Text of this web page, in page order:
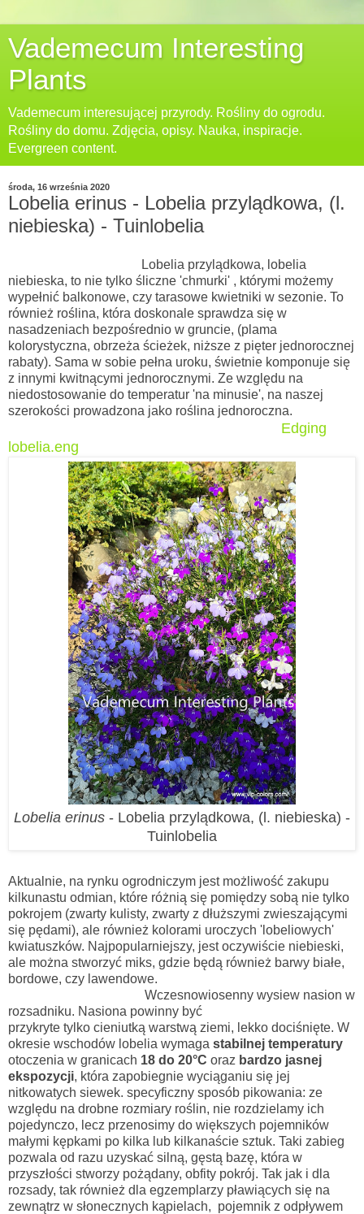
Vademecum Interesting
Plants
Vademecum interesującej przyrody. Rośliny do ogrodu.
Rośliny do domu. Zdjęcia, opisy. Nauka, inspiracje.
Evergreen content.
środa, 16 września 2020
Lobelia erinus - Lobelia przylądkowa, (l.
niebieska) - Tuinlobelia
Lobelia przylądkowa, lobelia
niebieska, to nie tylko śliczne 'chmurki' , którymi możemy
wypełnić balkonowe, czy tarasowe kwietniki w sezonie. To
również roślina, która doskonale sprawdza się w
nasadzeniach bezpośrednio w gruncie, (plama
kolorystyczna, obrzeża ścieżek, niższe z pięter jednorocznej
rabaty). Sama w sobie pełna uroku, świetnie komponuje się
z innymi kwitnącymi jednorocznymi. Ze względu na
niedostosowanie do temperatur 'na minusie', na naszej
szerokości prowadzona jako roślina jednoroczna.
Edging
lobelia.eng
Lobelia erinus - Lobelia przylądkowa, (l. niebieska) -
Tuinlobelia
Aktualnie, na rynku ogrodniczym jest możliwość zakupu
kilkunastu odmian, które różnią się pomiędzy sobą nie tylko
pokrojem (zwarty kulisty, zwarty z dłuższymi zwieszającymi
się pędami), ale również kolorami uroczych 'lobeliowych'
kwiatuszków. Najpopularniejszy, jest oczywiście niebieski,
ale można stworzyć miks, gdzie będą również barwy białe,
bordowe, czy lawendowe.
Wczesnowiosenny wysiew nasion w
rozsadniku. Nasiona powinny być
przykryte tylko cieniutką warstwą ziemi, lekko dociśnięte. W
okresie wschodów lobelia wymaga stabilnej temperatury
otoczenia w granicach 18 do 20°C oraz bardzo jasnej
ekspozycji, która zapobiegnie wyciąganiu się jej
nitkowatych siewek. specyficzny sposób pikowania: ze
względu na drobne rozmiary roślin, nie rozdzielamy ich
pojedynczo, lecz przenosimy do większych pojemników
małymi kępkami po kilka lub kilkanaście sztuk. Taki zabieg
pozwala od razu uzyskać silną, gęstą bazę, która w
przyszłości stworzy pożądany, obfity pokrój. Tak jak i dla
rozsady, tak również dla egzemplarzy pławiących się na
zewnątrz w słonecznych kąpielach, pojemnik z odpływem